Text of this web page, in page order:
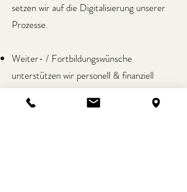
setzen wir auf die Digitalisierung unserer
Prozesse.
Weiter- / Fortbildungswünsche
unterstützen wir personell & finanziell
Vergütung entsprechend der regional
üblichen Entgelte in Hamburg